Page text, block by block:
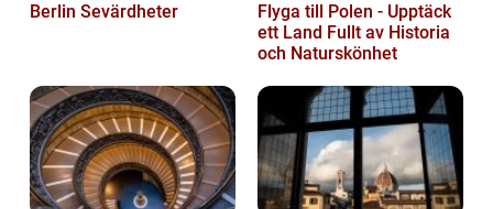
Berlin Sevärdheter
Flyga till Polen - Upptäck
ett Land Fullt av Historia
och Naturskönhet